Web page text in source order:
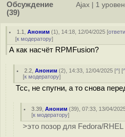
Обсуждение
(39)
Ajax 1
1.1 ,Аноним (1), 14:18, 12/04/2025 [
[к модератору]
А как насчёт RPMFusion?
2.2 ,Аноним (2), 14:33, 12/04/2025 [^] [
[к модератору]
Тсс, не спугни, а то снова
3.39 ,Аноним (39), 07:33, 13/04/
[к модератору]
>это позор для Fedora/RHEL